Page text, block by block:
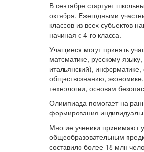
В сентябре стартует
октября. Ежегодными
классов из всех субъектов
начиная с 4-го класса.
Учащиеся могут принять
математике, русскому
итальянский),
обществознанию, экономике,
технологии, основам
Олимпиада помогает на
формирования
Многие ученики принимают
общеобразовательным
составило более 18 млн